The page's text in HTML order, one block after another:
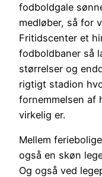
fodboldgale
medløber, så for
Fritidscenter et
fodboldbaner så
størrelser og
rigtigt stadion
fornemmelsen af
virkelig er.
Mellem
også en skøn
Og også ved